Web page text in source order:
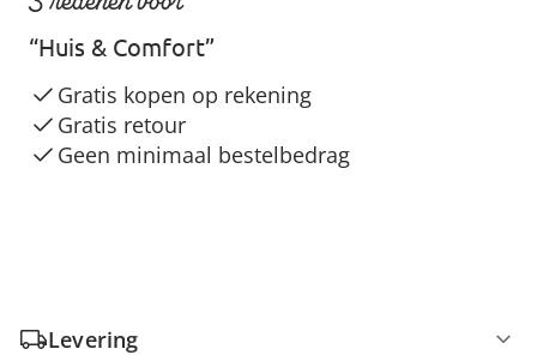
“Huis & Comfort”
Gratis kopen op rekening
Gratis retour
Geen minimaal bestelbedrag
Levering